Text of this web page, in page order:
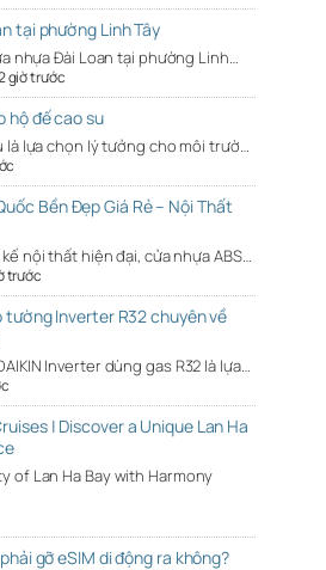
tại phường Linh Tây
nhựa Đài Loan tại phường Linh…
giờ trước
hộ đế cao su
là lựa chọn lý tưởng cho môi trườ…
Bền Đẹp Giá Rẻ – Nội Thất
nội thất hiện đại, cửa nhựa ABS…
trước
tường Inverter R32 chuyên về
Inverter dùng gas R32 là lựa…
| Discover a Unique Lan Ha
of Lan Ha Bay with Harmony
gỡ eSIM di động ra không?